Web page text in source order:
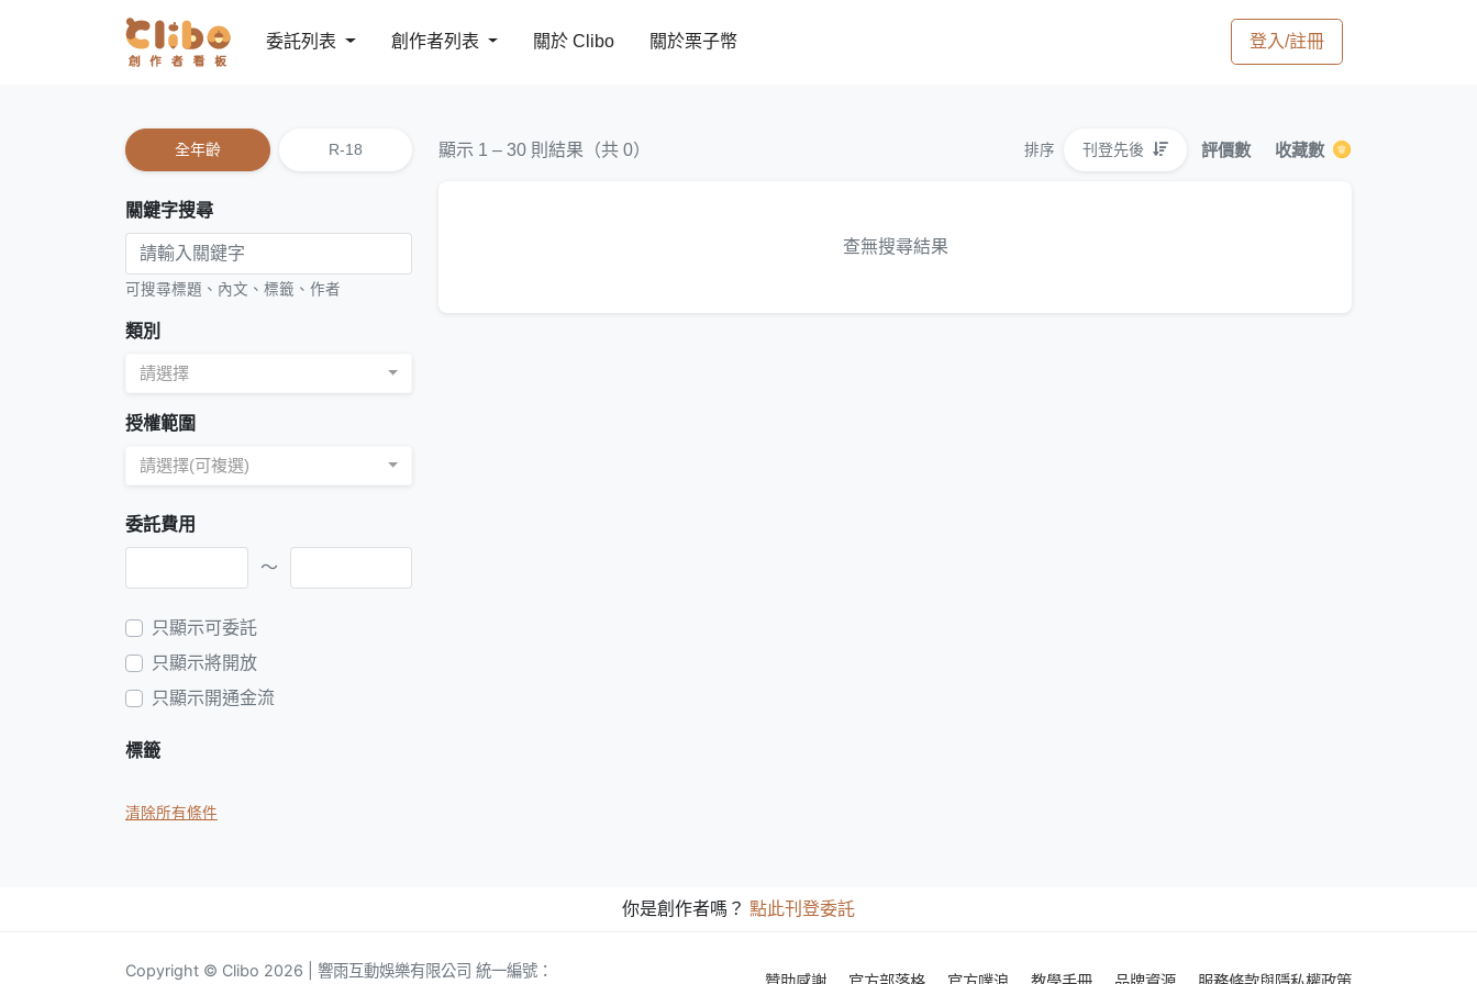
委託列表 創作者列表 關於 Clibo 關於栗子幣 登入/註冊
全年齡 R-18
關鍵字搜尋
可搜尋標題、內文、標籤、作者
類別
請選擇
授權範圍
請選擇(可複選)
委託費用
～
只顯示可委託
只顯示將開放
只顯示開通金流
標籤
清除所有條件
顯示 1 – 30 則結果（共 0） 排序 刊登先後 評價數 收藏數
查無搜尋結果
你是創作者嗎？ 點此刊登委託
Copyright © Clibo 2026 | 響雨互動娛樂有限公司 統一編號：